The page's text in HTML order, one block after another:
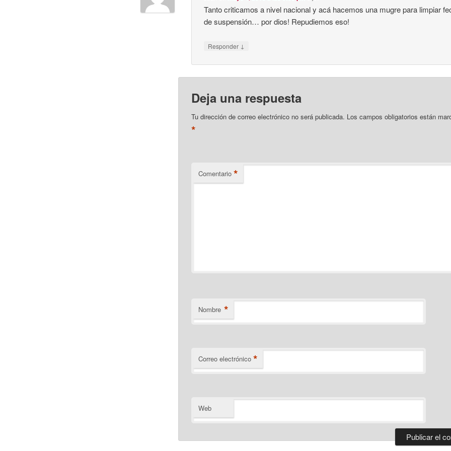
Tanto criticamos a nivel nacional y acá hacemos una mugre para limpiar
de suspensión… por dios! Repudiemos eso!
Responder ↓
Deja una respuesta
Tu dirección de correo electrónico no será publicada. Los campos obligatorios están
*
Comentario *
Nombre *
Correo electrónico *
Web